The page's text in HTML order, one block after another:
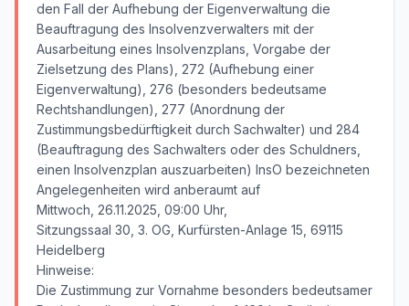
den Fall der Aufhebung der Eigenverwaltung die
Beauftragung des Insolvenzverwalters mit der
Ausarbeitung eines Insolvenzplans, Vorgabe der
Zielsetzung des Plans), 272 (Aufhebung einer
Eigenverwaltung), 276 (besonders bedeutsame
Rechtshandlungen), 277 (Anordnung der
Zustimmungsbedürftigkeit durch Sachwalter) und 284
(Beauftragung des Sachwalters oder des Schuldners,
einen Insolvenzplan auszuarbeiten) InsO bezeichneten
Angelegenheiten wird anberaumt auf
Mittwoch, 26.11.2025, 09:00 Uhr,
Sitzungssaal 30, 3. OG, Kurfürsten-Anlage 15, 69115
Heidelberg
Hinweise:
Die Zustimmung zur Vornahme besonders bedeutsamer